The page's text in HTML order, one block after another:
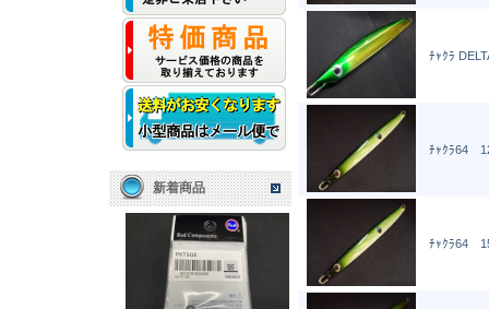
新着商品
ﾁｬｸﾗ
ﾁｬｸﾗ64
ﾁｬｸﾗ64